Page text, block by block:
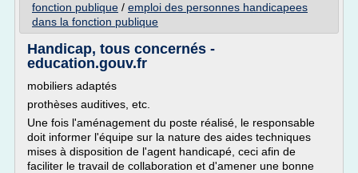
fonction publique / emploi des personnes handicapees
dans la fonction publique
Handicap, tous concernés -
education.gouv.fr
mobiliers adaptés
prothèses auditives, etc.
Une fois l'aménagement du poste réalisé, le responsable
doit informer l'équipe sur la nature des aides techniques
mises à disposition de l'agent handicapé, ceci afin de
faciliter le travail de collaboration et d'amener une bonne